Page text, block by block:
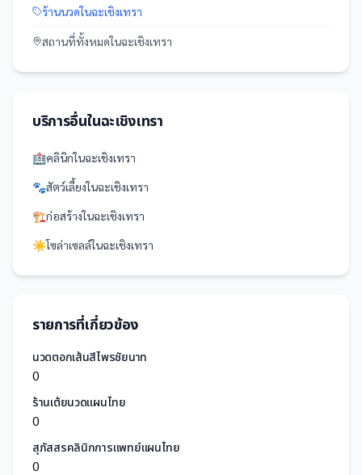
ร้านนวดในฉะเชิงเทรา
สถานที่ทั้งหมดในฉะเชิงเทรา
บริการอื่นในฉะเชิงเทรา
🏥คลินิกในฉะเชิงเทรา
🐾สัตว์เลี้ยงในฉะเชิงเทรา
🏗️ก่อสร้างในฉะเชิงเทรา
☀️โซล่าเซลล์ในฉะเชิงเทรา
รายการที่เกี่ยวข้อง
นวดตอกเส้นสีไพรชัยนาท
0
ร้านเต้ยนวดแผนไทย
0
สุภัสสรคลินิกการแพทย์แผนไทย
0